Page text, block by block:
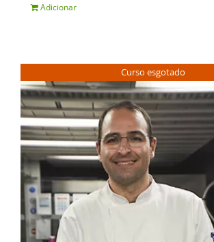
Adicionar
Curso esgotado